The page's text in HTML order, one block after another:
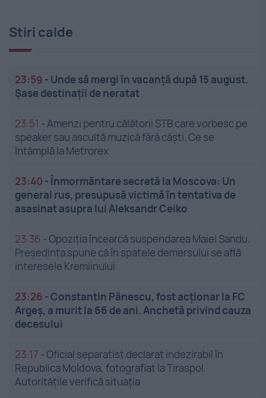
Stiri calde
23:59 - Unde să mergi în vacanță după 15 august.
Șase destinații de neratat
23:51 -Amenzi pentru călătorii STB care vorbesc pe
speaker sau ascultă muzică fără căști. Ce se
întâmplă la Metrorex
23:40 -Înmormântare secretă la Moscova: Un
general rus, presupusă victimă în tentativa de
asasinat asupra lui Aleksandr Ceiko
23:36 -Opoziția încearcă suspendarea Maiei Sandu.
Președinta spune că în spatele demersului se află
interesele Kremlinului
23:26 -Constantin Pănescu, fost acționar la FC
Argeș, a murit la 66 de ani. Anchetă privind cauza
decesului
23:17 -Oficial separatist declarat indezirabil în
Republica Moldova, fotografiat la Tiraspol.
Autoritățile verifică situația